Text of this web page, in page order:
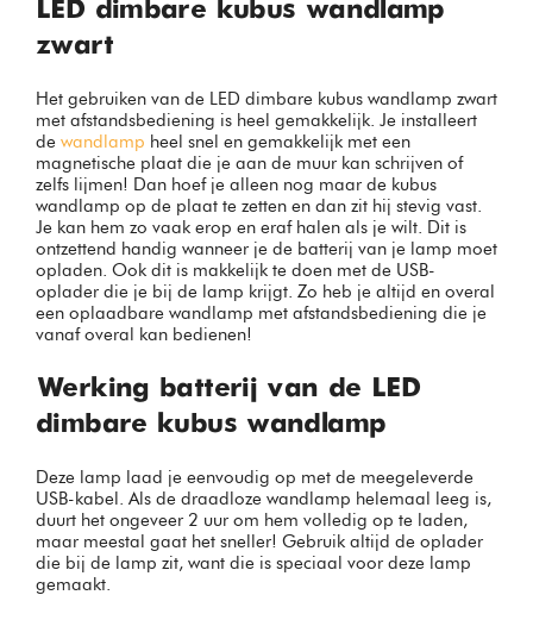
LED dimbare kubus wandlamp
zwart
Het gebruiken van de LED dimbare kubus wandlamp zwart
met afstandsbediening is heel gemakkelijk. Je installeert
de wandlamp heel snel en gemakkelijk met een
magnetische plaat die je aan de muur kan schrijven of
zelfs lijmen! Dan hoef je alleen nog maar de kubus
wandlamp op de plaat te zetten en dan zit hij stevig vast.
Je kan hem zo vaak erop en eraf halen als je wilt. Dit is
ontzettend handig wanneer je de batterij van je lamp moet
opladen. Ook dit is makkelijk te doen met de USB-
oplader die je bij de lamp krijgt. Zo heb je altijd en overal
een oplaadbare wandlamp met afstandsbediening die je
vanaf overal kan bedienen!
Werking batterij van de LED
dimbare kubus wandlamp
Deze lamp laad je eenvoudig op met de meegeleverde
USB-kabel. Als de draadloze wandlamp helemaal leeg is,
duurt het ongeveer 2 uur om hem volledig op te laden,
maar meestal gaat het sneller! Gebruik altijd de oplader
die bij de lamp zit, want die is speciaal voor deze lamp
gemaakt.